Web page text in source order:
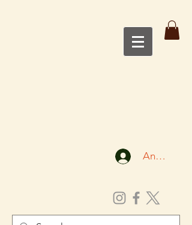
Anmelden